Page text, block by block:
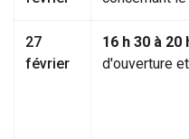
27
février
16 h 30 à 20
d'ouverture